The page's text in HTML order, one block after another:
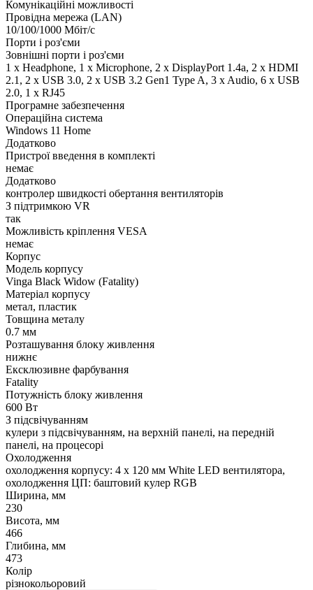
Комунікаційні можливості
Провідна мережа (LAN)
10/100/1000 Мбіт/с
Порти і роз'єми
Зовнішні порти і роз'єми
1 x Нeadphone, 1 х Microphone, 2 x DisplayPort 1.4a, 2 x HDMI
2.1, 2 x USB 3.0, 2 x USB 3.2 Gen1 Type A, 3 x Audio, 6 x USB
2.0, 1 x RJ45
Програмне забезпечення
Операційна система
Windows 11 Home
Додатково
Пристрої введення в комплекті
немає
Додатково
контролер швидкості обертання вентиляторів
З підтримкою VR
так
Можливість кріплення VESA
немає
Корпус
Модель корпусу
Vinga Black Widow (Fatality)
Матеріал корпусу
метал, пластик
Товщина металу
0.7 мм
Розташування блоку живлення
нижнє
Ексклюзивне фарбування
Fatality
Потужність блоку живлення
600 Вт
З підсвічуванням
кулери з підсвічуванням, на верхній панелі, на передній
панелі, на процесорі
Охолодження
охолодження корпусу: 4 x 120 мм White LED вентилятора,
охолодження ЦП: баштовий кулер RGB
Ширина, мм
230
Висота, мм
466
Глибина, мм
473
Колір
різнокольоровий